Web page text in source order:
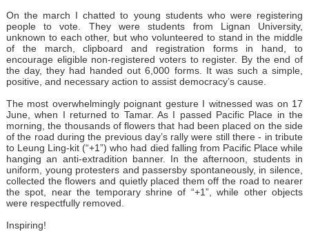
On the march I chatted to young students who were registering
people to vote. They were students from Lignan University,
unknown to each other, but who volunteered to stand in the middle
of the march, clipboard and registration forms in hand, to
encourage eligible non-registered voters to register. By the end of
the day, they had handed out 6,000 forms. It was such a simple,
positive, and necessary action to assist democracy’s cause.
The most overwhelmingly poignant gesture I witnessed was on 17
June, when I returned to Tamar. As I passed Pacific Place in the
morning, the thousands of flowers that had been placed on the side
of the road during the previous day’s rally were still there - in tribute
to Leung Ling-kit (“+1”) who had died falling from Pacific Place while
hanging an anti-extradition banner. In the afternoon, students in
uniform, young protesters and passersby spontaneously, in silence,
collected the flowers and quietly placed them off the road to nearer
the spot, near the temporary shrine of “+1”, while other objects
were respectfully removed.
Inspiring!